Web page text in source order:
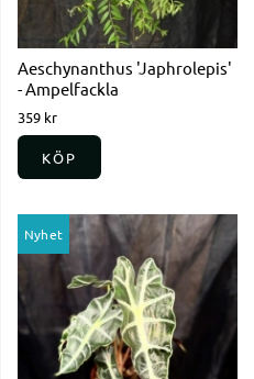
Aeschynanthus 'Japhrolepis'
- Ampelfackla
359 kr
KÖP
Nyhet